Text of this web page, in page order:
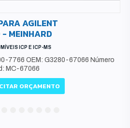
AGILENT
ICP E ICP-MS
7766 OEM: G3280-67066 Número
MC-67066
ORÇAMENTO